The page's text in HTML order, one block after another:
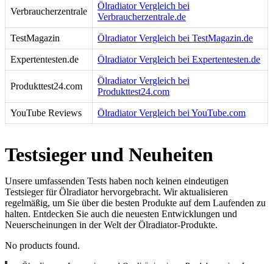
Verbraucherzentrale
Ölradiator Vergleich bei
Verbraucherzentrale.de
TestMagazin Ölradiator Vergleich bei TestMagazin.de
Expertentesten.de Ölradiator Vergleich bei Expertentesten.de
Produkttest24.com
Ölradiator Vergleich bei
Produkttest24.com
YouTube Reviews Ölradiator Vergleich bei YouTube.com
Testsieger und Neuheiten
Unsere umfassenden Tests haben noch keinen eindeutigen
Testsieger für Ölradiator hervorgebracht. Wir aktualisieren
regelmäßig, um Sie über die besten Produkte auf dem Laufenden zu
halten. Entdecken Sie auch die neuesten Entwicklungen und
Neuerscheinungen in der Welt der Ölradiator-Produkte.
No products found.